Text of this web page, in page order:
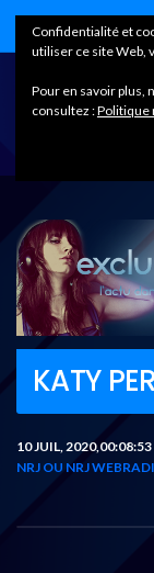
KATY
10 JUIL, 2020,00:08:53
NRJ OU NRJ
Confidentialité et
utiliser ce site Web,
Pour en savoir plus,
consultez :Politique